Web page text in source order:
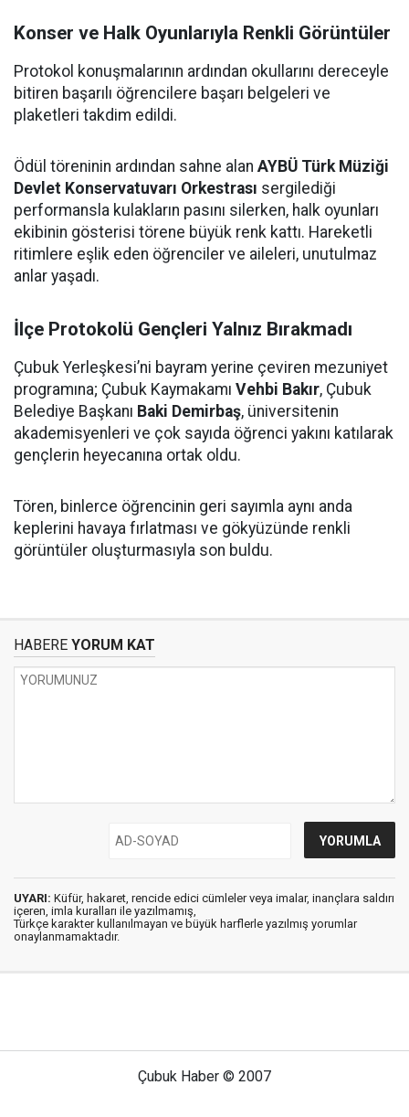
Konser ve Halk Oyunlarıyla Renkli Görüntüler
Protokol konuşmalarının ardından okullarını dereceyle
bitiren başarılı öğrencilere başarı belgeleri ve
plaketleri takdim edildi.
Ödül töreninin ardından sahne alan AYBÜ Türk Müziği
Devlet Konservatuvarı Orkestrası sergilediği
performansla kulakların pasını silerken, halk oyunları
ekibinin gösterisi törene büyük renk kattı. Hareketli
ritimlere eşlik eden öğrenciler ve aileleri, unutulmaz
anlar yaşadı.
İlçe Protokolü Gençleri Yalnız Bırakmadı
Çubuk Yerleşkesi’ni bayram yerine çeviren mezuniyet
programına; Çubuk Kaymakamı Vehbi Bakır, Çubuk
Belediye Başkanı Baki Demirbaş, üniversitenin
akademisyenleri ve çok sayıda öğrenci yakını katılarak
gençlerin heyecanına ortak oldu.
Tören, binlerce öğrencinin geri sayımla aynı anda
keplerini havaya fırlatması ve gökyüzünde renkli
görüntüler oluşturmasıyla son buldu.
HABERE YORUM KAT
UYARI: Küfür, hakaret, rencide edici cümleler veya imalar, inançlara saldırı
içeren, imla kuralları ile yazılmamış,
Türkçe karakter kullanılmayan ve büyük harflerle yazılmış yorumlar
onaylanmamaktadır.
Çubuk Haber © 2007